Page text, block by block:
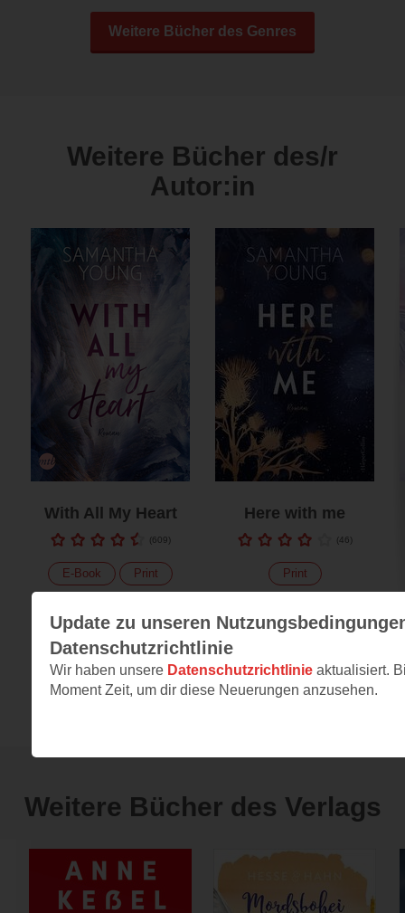
Weitere Bücher des Genres
Weitere Bücher des/r
Autor:in
With All My Heart
(609)
E-Book Print
Here with me
(46)
Print
Weitere Bücher des/r Autor:in
Weitere Bücher des Verlags
Update zu unseren
Datenschutzrichtlinie
Wir haben unsere Datenschutzrichtlinieaktualisiert.
Moment Zeit, um dir diese Neuerungen anzusehen.